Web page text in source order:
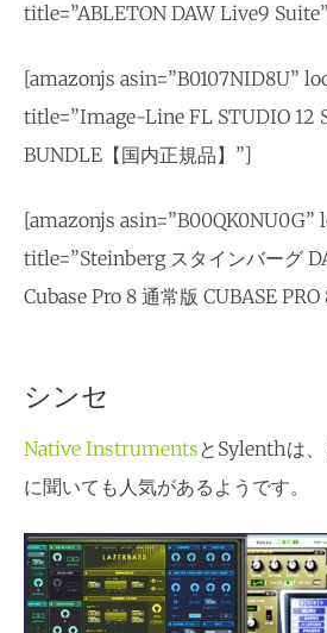
title=”ABLETON DAW Live9
[amazonjs asin=”B0107NID8U”
title=”Image-Line FL STUDIO 12
BUNDLE【国内正規品】”]
[amazonjs asin=”B00QK0NU0G”
title=”Steinberg スタインバーグ
Cubase Pro 8 通常版 CUBASE PRO
シンセ
Native InstrumentsとSylenthは
に聞いても人気があるようです。